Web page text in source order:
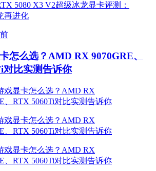
怎么选？AMD RX 9070GRE、
对比实测告诉你